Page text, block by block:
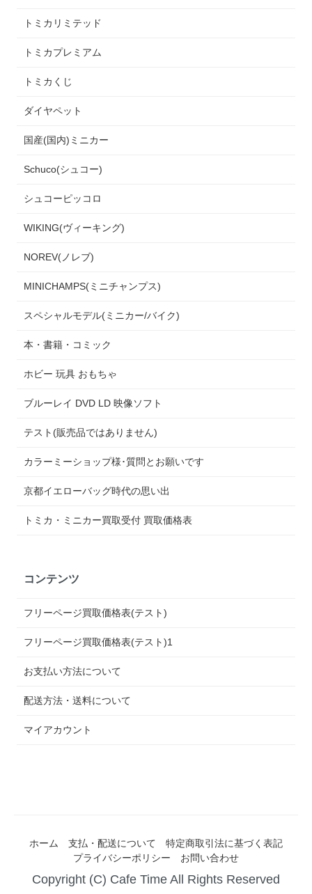
トミカリミテッド
トミカプレミアム
トミカくじ
ダイヤペット
国産(国内)ミニカー
Schuco(シュコー)
シュコーピッコロ
WIKING(ヴィーキング)
NOREV(ノレブ)
MINICHAMPS(ミニチャンプス)
スペシャルモデル(ミニカー/バイク)
本・書籍・コミック
ホビー 玩具 おもちゃ
ブルーレイ DVD LD 映像ソフト
テスト(販売品ではありません)
カラーミーショップ様･質問とお願いです
京都イエローバッグ時代の思い出
トミカ・ミニカー買取受付 買取価格表
コンテンツ
フリーページ買取価格表(テスト)
フリーページ買取価格表(テスト)1
お支払い方法について
配送方法・送料について
マイアカウント
ホーム 支払・配送について
特定商取引法に基づく表記
プライバシーポリシー
お問い合わせ
Copyright (C) Cafe Time All Rights Reserved